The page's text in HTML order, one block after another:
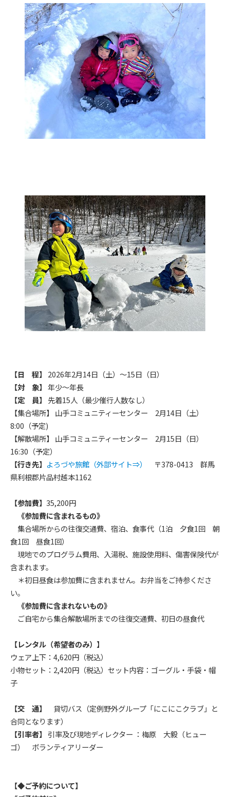
【日 程】
2026年2月14日（土）～15日（日）
【対 象】 年少～年長
【定 員】
先着15人（最少催行人数なし）
【集合場所】 山手コミュニティーセンター 2月14日（土）
8:00（予定)
【解散場所】 山手コミュニティーセンター 2月15日（日）
16:30（予定）
【行き先】 よろづや旅館（外部サイト⇒）
〒378-0413 群馬
県利根郡片品村越本1162
【参加費】 35,200円
《参加費に含まれるもの》
集合場所からの往復交通費、宿泊、食事代（1泊 夕食1回 朝
食1回 昼食1回）
現地でのプログラム費用、入湯税、施設使用料、傷害保険代が
含まれます。
＊初日昼食は参加費に含まれません。お弁当をご持参くださ
い。
《参加費に含まれないもの》
ご自宅から集合解散場所までの往復交通費、初日の昼食代
【レンタル（希望者のみ）】
ウェア上下：4,620円（税込）
小物セット：2,420円（税込）セット内容：ゴーグル・手袋・帽
子
【交 通】
貸切バス（定例野外グループ「にこにこクラブ」と
合同となります）
【引率者】
引率及び現地ディレクター ：梅原 大毅（ヒュー
ゴ） ボランティアリーダー
【◆ご予約について】